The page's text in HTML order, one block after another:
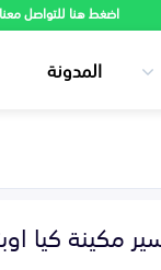
اضغط هنا للتواصل
المدونة
مكينة كيا اوبتيما